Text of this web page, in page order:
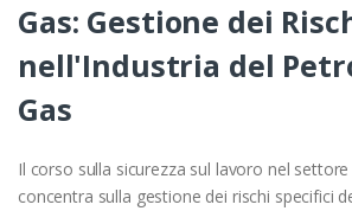
Gas: Gestione dei
nell'Industria del
Gas
Il corso sulla sicurezza sul lavoro nel
concentra sulla gestione dei rischi specifici